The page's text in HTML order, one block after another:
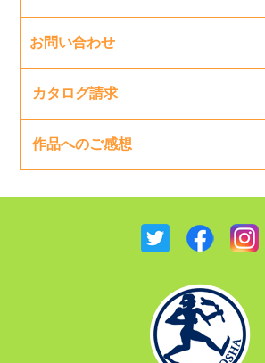
お問い合わせ
カタログ請求
作品へのご感想